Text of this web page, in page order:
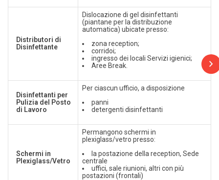
Distributori di
Disinfettante
Dislocazione di gel disinfettanti
(piantane per la distribuzione
automatica) ubicate presso:
zona reception;
corridoi;
ingresso dei locali Servizi igienici;
Aree Break.
Disinfettanti per
Pulizia del Posto
di Lavoro
Per ciascun ufficio, a disposizione
panni
detergenti disinfettanti
Schermi in
Plexiglass/Vetro
Permangono schermi in
plexiglass/vetro presso:
la postazione della reception, Sede
centrale
uffici, sale riunioni, altri con più
postazioni (frontali)